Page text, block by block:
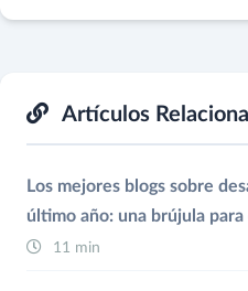
Artículos
Los mejores blogs sobre
último año: una brújula
11 min